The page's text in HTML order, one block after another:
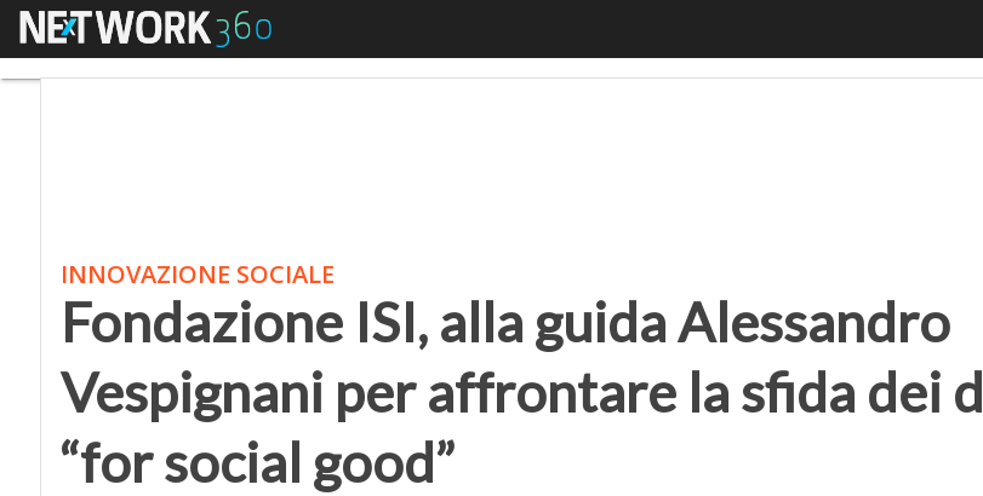
Menu Fondazione ISI, alla guida Alessandro Vespignani per affrontare la
INNOVAZIONE SOCIALE
Fondazione ISI, alla guida Alessandro
Vespignani per affrontare la sfida dei
“for social good”